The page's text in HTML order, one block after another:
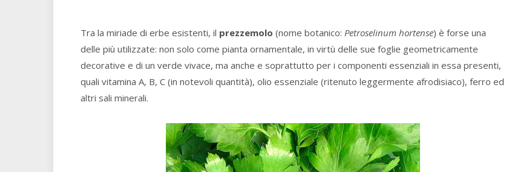
Tra la miriade di erbe esistenti, il prezzemolo (nome botanico: Petroselinum hortense) è forse una
delle più utilizzate: non solo come pianta ornamentale, in virtù delle sue foglie geometricamente
decorative e di un verde vivace, ma anche e soprattutto per i componenti essenziali in essa presenti,
quali vitamina A, B, C (in notevoli quantità), olio essenziale (ritenuto leggermente afrodisiaco), ferro ed
altri sali minerali.